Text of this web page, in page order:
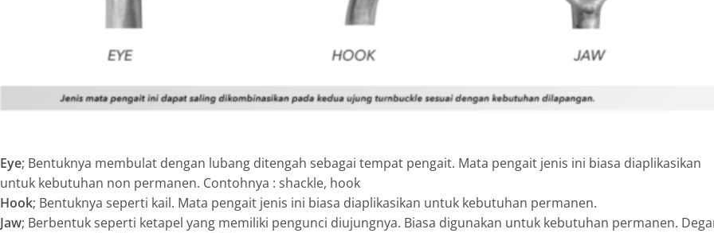
Eye; Bentuknya membulat dengan lubang ditengah sebagai tempat pengait. Mata pengait jenis ini biasa diaplikasikan
untuk kebutuhan non permanen. Contohnya : shackle, hook
Hook; Bentuknya seperti kail. Mata pengait jenis ini biasa diaplikasikan untuk kebutuhan permanen.
Jaw; Berbentuk seperti ketapel yang memiliki pengunci diujungnya. Biasa digunakan untuk kebutuhan permanen.